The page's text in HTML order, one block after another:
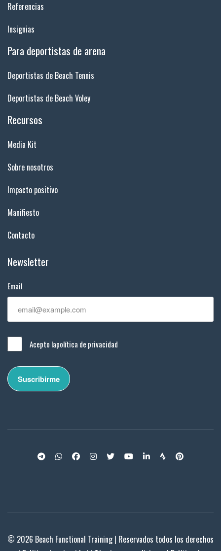
Referencias
Insignias
Para deportistas de arena
Deportistas de Beach Tennis
Deportistas de Beach Voley
Recursos
Media Kit
Sobre nosotros
Impacto positivo
Manifiesto
Contacto
Newsletter
Email
Acepto lapolítica de privacidad
© 2026 Beach Functional Training | Reservados todos los derechos